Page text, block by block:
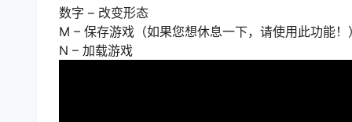
数字 – 改变形态
M – 保存游戏（如果您想休息一下，请使用此功能！
N – 加载游戏